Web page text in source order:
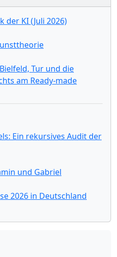
der KI (Juli 2026)
Tur und die
am Ready-made
Ein rekursives Audit der
und Gabriel
2026 in Deutschland